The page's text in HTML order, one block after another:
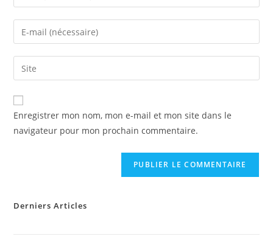
your
name
comment
Enter
your
email
address
comment
Saisir
l’URL
de
votre
(facultatif)
Enregistrer mon nom, mon e-mail et mon site dans le
navigateur pour mon prochain commentaire.
Derniers Articles